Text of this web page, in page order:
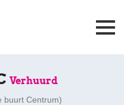
Verhuurd
buurt Centrum)